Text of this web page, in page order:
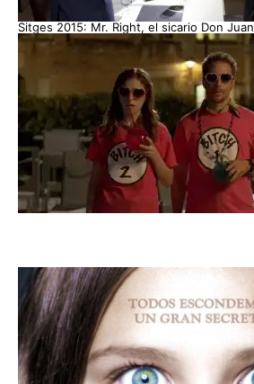
Sitges 2015: Mr. Right, el sicario Don Juan